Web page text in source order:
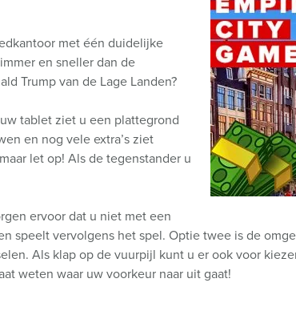
met één duidelijke
en sneller dan de
Trump van de Lage Landen?
tablet ziet u een plattegrond
en nog vele extra’s ziet
let op! Als de tegenstander u
ervoor dat u niet met een
speelt vervolgens het spel. Optie twee is de
Als klap op de vuurpijl kunt u er ook voor
weten waar uw voorkeur naar uit gaat!